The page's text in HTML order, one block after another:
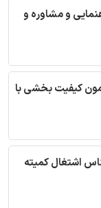
و مشاوره و
کیفیت بخشی با
اشتغال کمیته